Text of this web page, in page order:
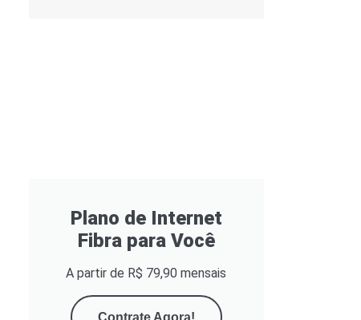
Plano de Internet
Fibra para Você
A partir de R$ 79,90 mensais
Contrate Agora!